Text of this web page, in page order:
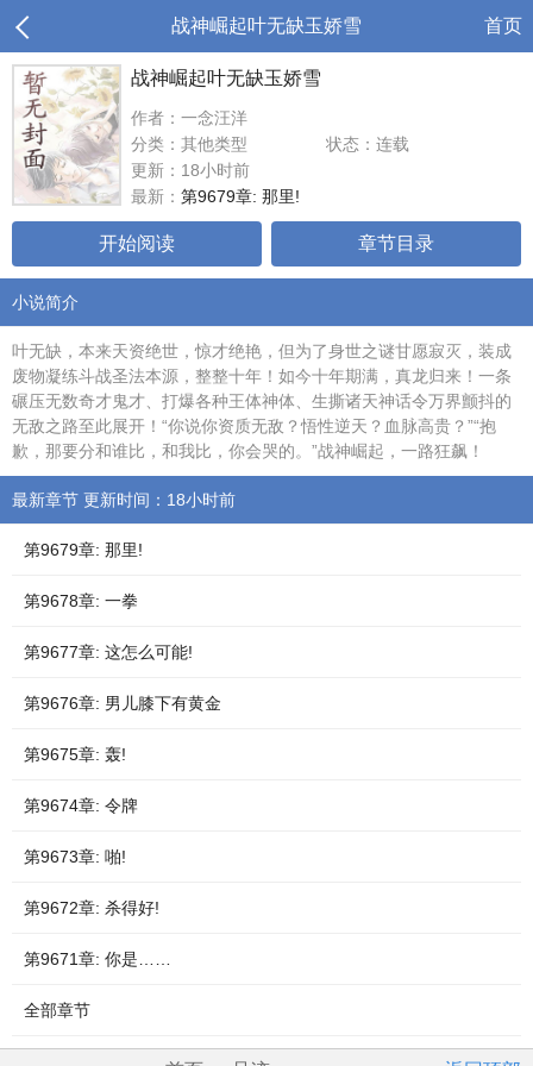
战神崛起叶无缺玉娇雪 首页
战神崛起叶无缺玉娇雪
作者：一念汪洋
分类：其他类型
状态：连载
更新：18小时前
最新： 第9679章: 那里!
开始阅读 章节目录
小说简介
叶无缺，本来天资绝世，惊才绝艳，但为了身世之谜甘愿寂灭，装成
废物凝练斗战圣法本源，整整十年！如今十年期满，真龙归来！一条
碾压无数奇才鬼才、打爆各种王体神体、生撕诸天神话令万界颤抖的
无敌之路至此展开！“你说你资质无敌？悟性逆天？血脉高贵？”“抱
歉，那要分和谁比，和我比，你会哭的。”战神崛起，一路狂飙！
最新章节 更新时间：18小时前
第9679章: 那里!
第9678章: 一拳
第9677章: 这怎么可能!
第9676章: 男儿膝下有黄金
第9675章: 轰!
第9674章: 令牌
第9673章: 啪!
第9672章: 杀得好!
第9671章: 你是……
全部章节